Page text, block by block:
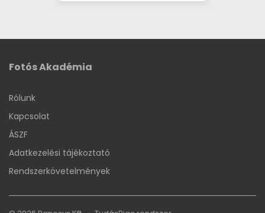
Fotós Akadémia
Rólunk
Kapcsolat
ÁSZF
Adatkezelési tájékoztató
Rendszerkövetelmények